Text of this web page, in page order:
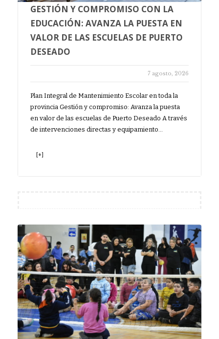
GESTIÓN Y COMPROMISO CON LA
EDUCACIÓN: AVANZA LA PUESTA EN
VALOR DE LAS ESCUELAS DE PUERTO
DESEADO
7 agosto, 2026
Plan Integral de Mantenimiento Escolar en toda la
provincia Gestión y compromiso: Avanza la puesta
en valor de las escuelas de Puerto Deseado A través
de intervenciones directas y equipamiento…
[+]